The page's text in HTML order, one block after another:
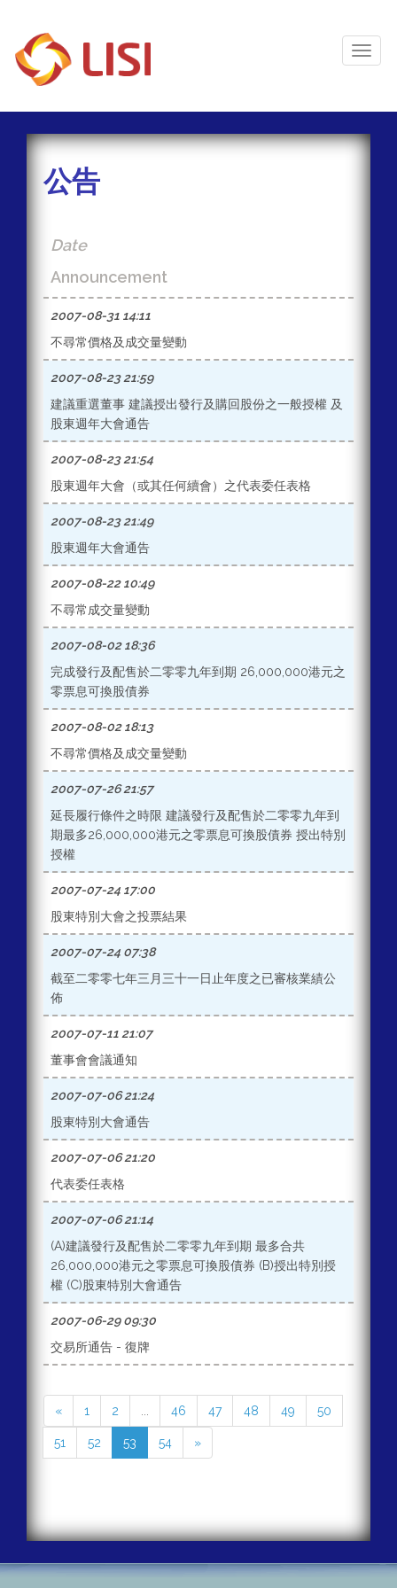
公告
Date
Announcement
2007-08-31 14:11
不尋常價格及成交量變動
2007-08-23 21:59
建議重選董事 建議授出發行及購回股份之一般授權 及
股東週年大會通告
2007-08-23 21:54
股東週年大會（或其任何續會）之代表委任表格
2007-08-23 21:49
股東週年大會通告
2007-08-22 10:49
不尋常成交量變動
2007-08-02 18:36
完成發行及配售於二零零九年到期 26,000,000港元之
零票息可換股債券
2007-08-02 18:13
不尋常價格及成交量變動
2007-07-26 21:57
延長履行條件之時限 建議發行及配售於二零零九年到
期最多26,000,000港元之零票息可換股債券 授出特別
授權
2007-07-24 17:00
股東特別大會之投票結果
2007-07-24 07:38
截至二零零七年三月三十一日止年度之已審核業績公
佈
2007-07-11 21:07
董事會會議通知
2007-07-06 21:24
股東特別大會通告
2007-07-06 21:20
代表委任表格
2007-07-06 21:14
(A)建議發行及配售於二零零九年到期 最多合共
26,000,000港元之零票息可換股債券 (B)授出特別授
權 (C)股東特別大會通告
2007-06-29 09:30
交易所通告 - 復牌
« 1 2 46 47 48 49 50
51 52 53 54 »